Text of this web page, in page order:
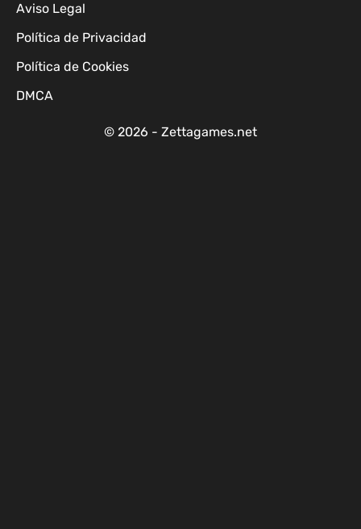
Aviso Legal
Política de Privacidad
Política de Cookies
DMCA
© 2026 - Zettagames.net